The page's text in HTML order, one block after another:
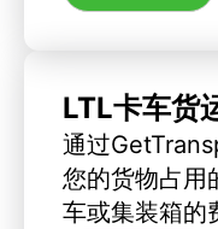
LTL卡车货
通过
您的货物占用
车或集装箱的